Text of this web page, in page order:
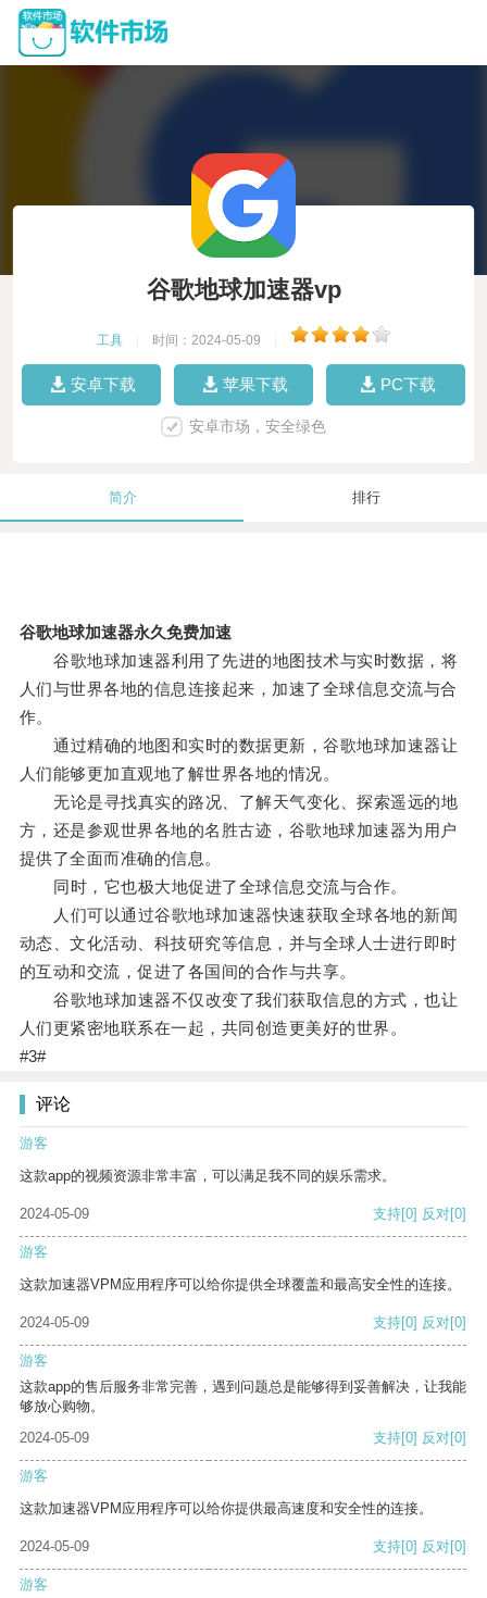
谷歌地球加速器vp
工具 时间：2024-05-09
安卓下载 苹果下载 PC下载
安卓市场，安全绿色
简介 排行
谷歌地球加速器永久免费加速
谷歌地球加速器利用了先进的地图技术与实时数据，将
人们与世界各地的信息连接起来，加速了全球信息交流与合
作。
通过精确的地图和实时的数据更新，谷歌地球加速器让
人们能够更加直观地了解世界各地的情况。
无论是寻找真实的路况、了解天气变化、探索遥远的地
方，还是参观世界各地的名胜古迹，谷歌地球加速器为用户
提供了全面而准确的信息。
同时，它也极大地促进了全球信息交流与合作。
人们可以通过谷歌地球加速器快速获取全球各地的新闻
动态、文化活动、科技研究等信息，并与全球人士进行即时
的互动和交流，促进了各国间的合作与共享。
谷歌地球加速器不仅改变了我们获取信息的方式，也让
人们更紧密地联系在一起，共同创造更美好的世界。
#3#
评论
游客
这款app的视频资源非常丰富，可以满足我不同的娱乐需求。
2024-05-09 支持[0] 反对[0]
游客
这款加速器VPM应用程序可以给你提供全球覆盖和最高安全性的连接。
2024-05-09 支持[0] 反对[0]
游客
这款app的售后服务非常完善，遇到问题总是能够得到妥善解决，让我能
够放心购物。
2024-05-09
支持[0] 反对[0]
游客
这款加速器VPM应用程序可以给你提供最高速度和安全性的连接。
2024-05-09 支持[0] 反对[0]
游客